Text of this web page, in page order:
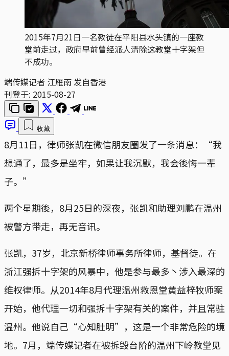
2015年7月21日一名教徒在平阳县水头镇的一座教
堂前走过，政府早前曾经派人清除这教堂十字架但
不成功。
端传媒记者 江雁南 发自香港
刊登于: 2015-08-27
收藏
8月11日，律师张凯在微信朋友圈发了一条消息：“我
想通了，最多是坐牢，如果让我沉默，我会後悔一辈
子。”
两个星期後，8月25日的深夜，张凯和助理刘鹏在温州
被警方带走，再无音讯。
张凯，37岁，北京新桥律师事务所律师，基督徒。在
浙江强拆十字架的风暴中，他是参与最多丶涉入最深的
维权律师。从2014年8月代理温州救恩堂黄益梓牧师案
开始，他代理一切和强拆十字架有关的案件，并且常驻
温州。他说自己“心知肚明”，这是一个非常危险的境
地。7月，端传媒记者在被拆毁台阶的温州下岭教堂见